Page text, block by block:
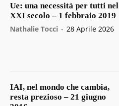
Ue: una necessità per tutti nel
XXI secolo – 1 febbraio 2019
Nathalie Tocci - 28 Aprile 2026
IAI, nel mondo che cambia,
resta prezioso – 21 giugno